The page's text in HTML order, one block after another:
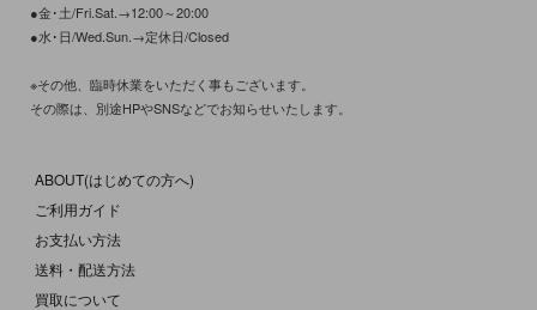
●金･土/Fri.Sat.→12:00～20:00
●水･日/Wed.Sun.→定休日/Closed
※その他、臨時休業をいただく事もございます。
その際は、別途HPやSNSなどでお知らせいたします。
ABOUT(はじめての方へ)
ご利用ガイド
お支払い方法
送料・配送方法
買取について